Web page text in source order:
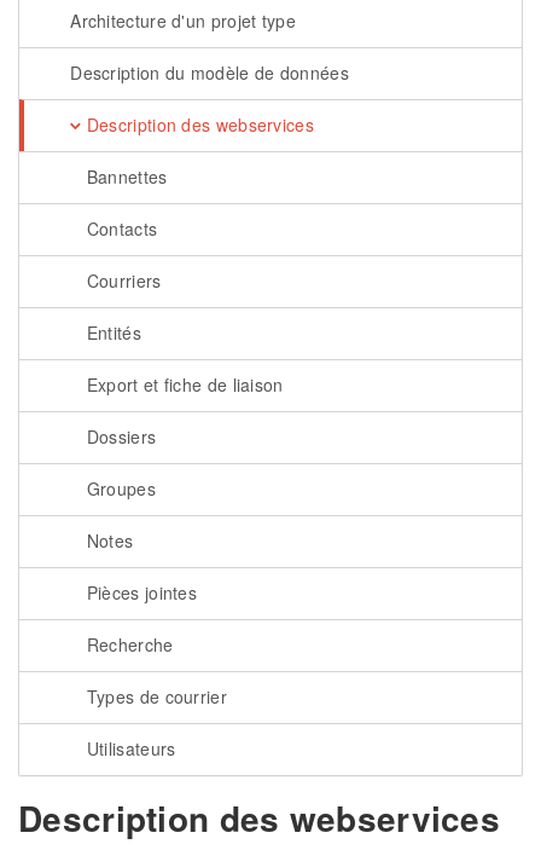
Architecture d'un projet type
Description du modèle de données
Description des webservices
Bannettes
Contacts
Courriers
Entités
Export et fiche de liaison
Dossiers
Groupes
Notes
Pièces jointes
Recherche
Types de courrier
Utilisateurs
Description des webservices